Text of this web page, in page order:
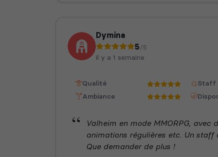
Dymina
5/5
il y a 1 semaine
Qualité
Staff
Ambiance
Valheim en mode MMORPG, avec
animations régulières etc. Un staff
Que demander de plus !